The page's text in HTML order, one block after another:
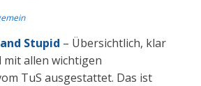
Stupid – Übersichtlich, klar
allen wichtigen
TuS ausgestattet. Das ist